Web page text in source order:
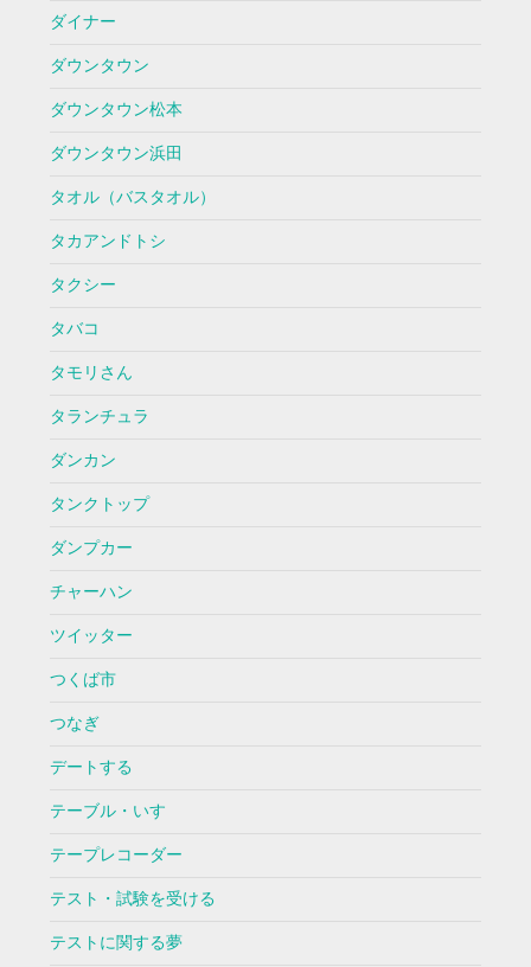
ダイナー
ダウンタウン
ダウンタウン松本
ダウンタウン浜田
タオル（バスタオル）
タカアンドトシ
タクシー
タバコ
タモリさん
タランチュラ
ダンカン
タンクトップ
ダンプカー
チャーハン
ツイッター
つくば市
つなぎ
デートする
テーブル・いす
テープレコーダー
テスト・試験を受ける
テストに関する夢